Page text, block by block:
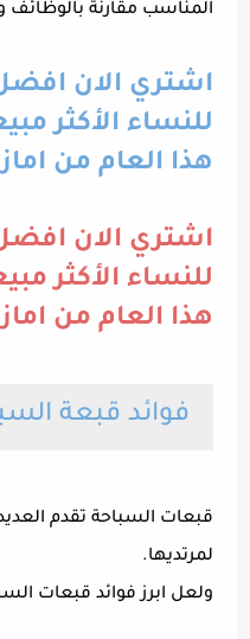
المناسب مقارنة بالوظائف
اشتري الان
للنساء الأكثر
هذا العام من
اشتري الان
للنساء الأكثر
هذا العام من
فوائد قبعة
قبعات السباحة تقدم
لمرتديها.
ولعل ابرز فوائد قبعات